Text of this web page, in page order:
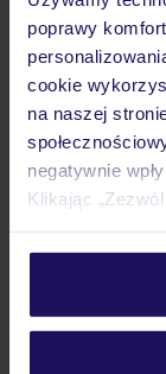
poprawy
cookie
na naszej
negatywnie
Klikając
personalizować
Szczegółowe
Atrakcje
Ważne
Czy w Hotelu
Na jakiej